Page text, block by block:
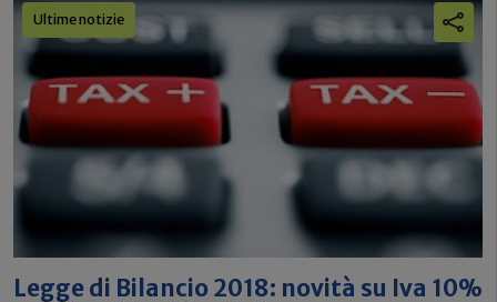
Ultime notizie
Legge di Bilancio 2018: novità su Iva 10%